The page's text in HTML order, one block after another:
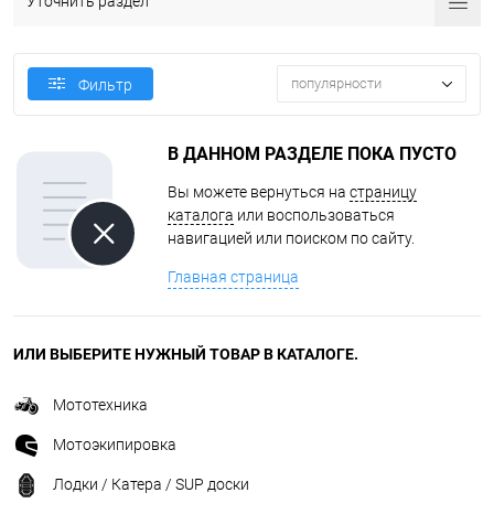
Фильтр популярности
В ДАННОМ РАЗДЕЛЕ ПОКА ПУСТО
Вы можете вернуться на страницу
каталога или воспользоваться
навигацией или поиском по сайту.
Главная страница
ИЛИ ВЫБЕРИТЕ НУЖНЫЙ ТОВАР В КАТАЛОГЕ.
Мототехника
Мотоэкипировка
Лодки / Катера / SUP доски